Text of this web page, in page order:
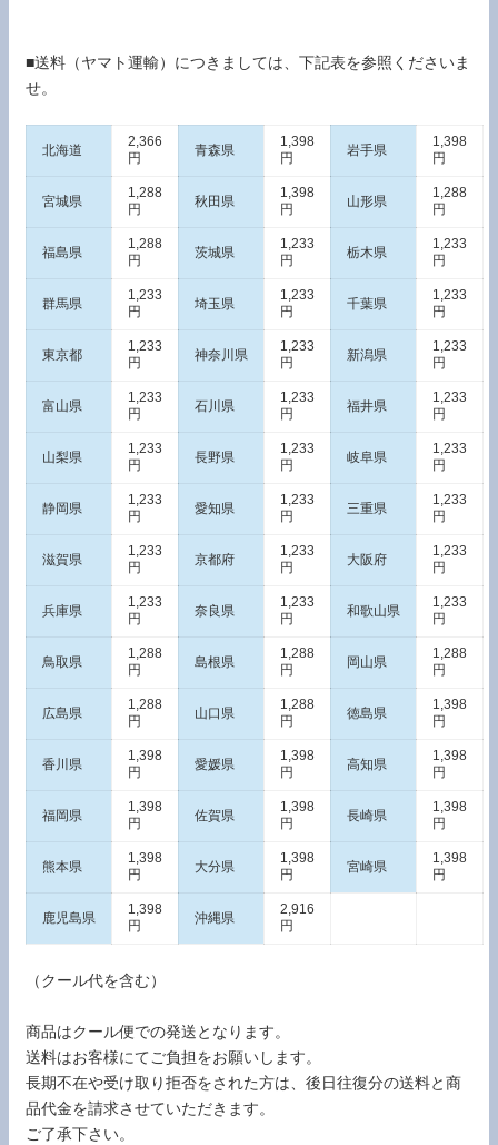
■送料（ヤマト運輸）につきましては、下記表を参照くださいま
せ。
北海道
2,366
円
青森県
1,398
円
岩手県
1,398
円
宮城県
1,288
円
秋田県
1,398
円
山形県
1,288
円
福島県
1,288
円
茨城県
1,233
円
栃木県
1,233
円
群馬県
1,233
円
埼玉県
1,233
円
千葉県
1,233
円
東京都
1,233
円
神奈川県
1,233
円
新潟県
1,233
円
富山県
1,233
円
石川県
1,233
円
福井県
1,233
円
山梨県
1,233
円
長野県
1,233
円
岐阜県
1,233
円
静岡県
1,233
円
愛知県
1,233
円
三重県
1,233
円
滋賀県
1,233
円
京都府
1,233
円
大阪府
1,233
円
兵庫県
1,233
円
奈良県
1,233
円
和歌山県
1,233
円
鳥取県
1,288
円
島根県
1,288
円
岡山県
1,288
円
広島県
1,288
円
山口県
1,288
円
徳島県
1,398
円
香川県
1,398
円
愛媛県
1,398
円
高知県
1,398
円
福岡県
1,398
円
佐賀県
1,398
円
長崎県
1,398
円
熊本県
1,398
円
大分県
1,398
円
宮崎県
1,398
円
鹿児島県
1,398
円
沖縄県
2,916
円
（クール代を含む）
商品はクール便での発送となります。
送料はお客様にてご負担をお願いします。
長期不在や受け取り拒否をされた方は、後日往復分の送料と商
品代金を請求させていただきます。
ご了承下さい。